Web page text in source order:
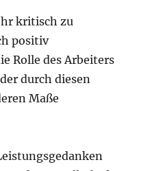
kritisch zu
positiv
Rolle des Arbeiters
durch diesen
Maße